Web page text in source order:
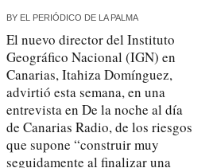
BY EL PERIÓDICO DE LA PALMA
El nuevo director del Instituto
Geográfico Nacional (IGN) en
Canarias, Itahiza Domínguez,
advirtió esta semana, en una
entrevista en De la noche al día
de Canarias Radio, de los riesgos
que supone “construir muy
seguidamente al finalizar una